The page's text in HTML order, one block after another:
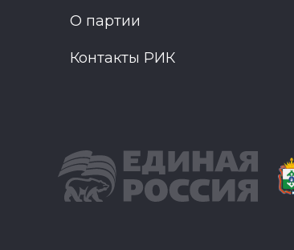
О партии
Контакты РИК